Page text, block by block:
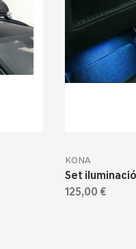
KONA
Set
125,00 €